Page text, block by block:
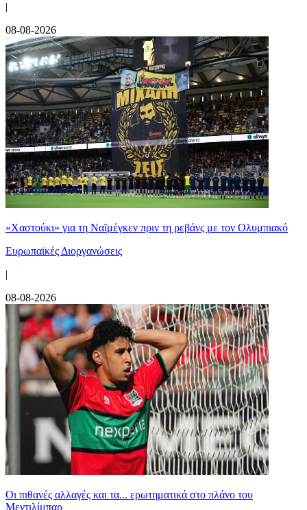
|
08-08-2026
«Χαστούκι» για τη Ναϊμέγκεν πριν τη ρεβάνς με τον Ολυμπιακό
Ευρωπαϊκές Διοργανώσεις
|
08-08-2026
Οι πιθανές αλλαγές και τα... ερωτηματικά στο πλάνο του
Μεντιλίμπαρ